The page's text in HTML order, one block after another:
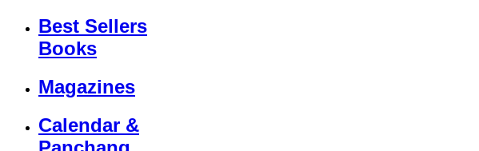
Best Sellers
Books
Magazines
Calendar &